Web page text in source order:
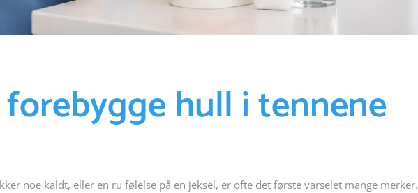
hull i tennene
noe kaldt, eller en ru følelse på en jeksel, er ofte det første varselet mange merker.